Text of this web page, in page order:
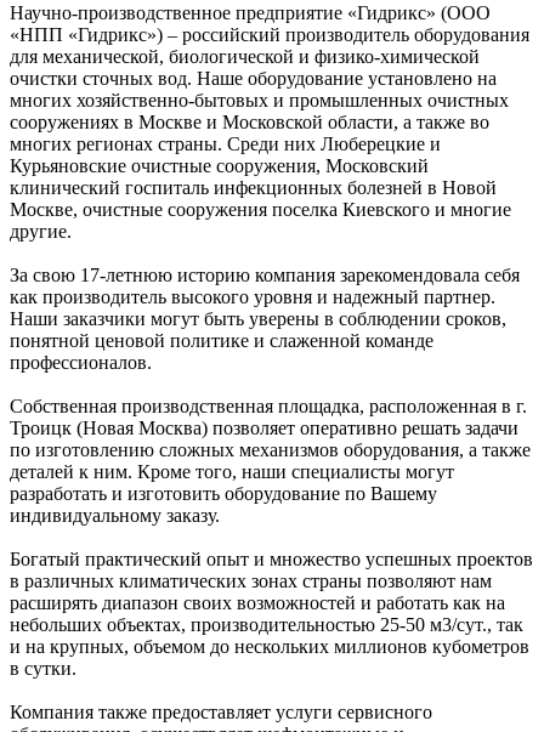
Научно-производственное предприятие «Гидрикс» (ООО
«НПП «Гидрикс») – российский производитель оборудования
для механической, биологической и физико-химической
очистки сточных вод. Наше оборудование установлено на
многих хозяйственно-бытовых и промышленных очистных
сооружениях в Москве и Московской области, а также во
многих регионах страны. Среди них Люберецкие и
Курьяновские очистные сооружения, Московский
клинический госпиталь инфекционных болезней в Новой
Москве, очистные сооружения поселка Киевского и многие
другие.
За свою 17-летнюю историю компания зарекомендовала себя
как производитель высокого уровня и надежный партнер.
Наши заказчики могут быть уверены в соблюдении сроков,
понятной ценовой политике и слаженной команде
профессионалов.
Собственная производственная площадка, расположенная в г.
Троицк (Новая Москва) позволяет оперативно решать задачи
по изготовлению сложных механизмов оборудования, а также
деталей к ним. Кроме того, наши специалисты могут
разработать и изготовить оборудование по Вашему
индивидуальному заказу.
Богатый практический опыт и множество успешных проектов
в различных климатических зонах страны позволяют нам
расширять диапазон своих возможностей и работать как на
небольших объектах, производительностью 25-50 м3/сут., так
и на крупных, объемом до нескольких миллионов кубометров
в сутки.
Компания также предоставляет услуги сервисного